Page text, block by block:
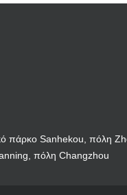
πάρκο Sanhekou, πόλη
πόλη Changzhou